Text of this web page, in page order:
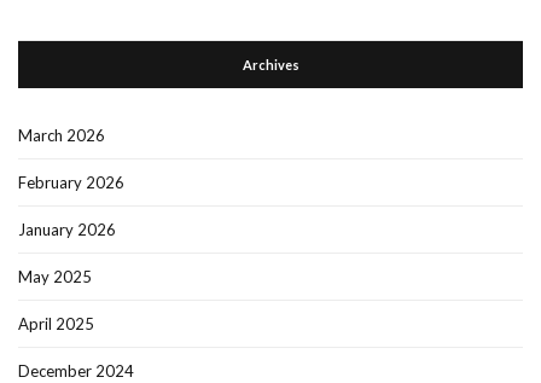
Archives
March 2026
February 2026
January 2026
May 2025
April 2025
December 2024